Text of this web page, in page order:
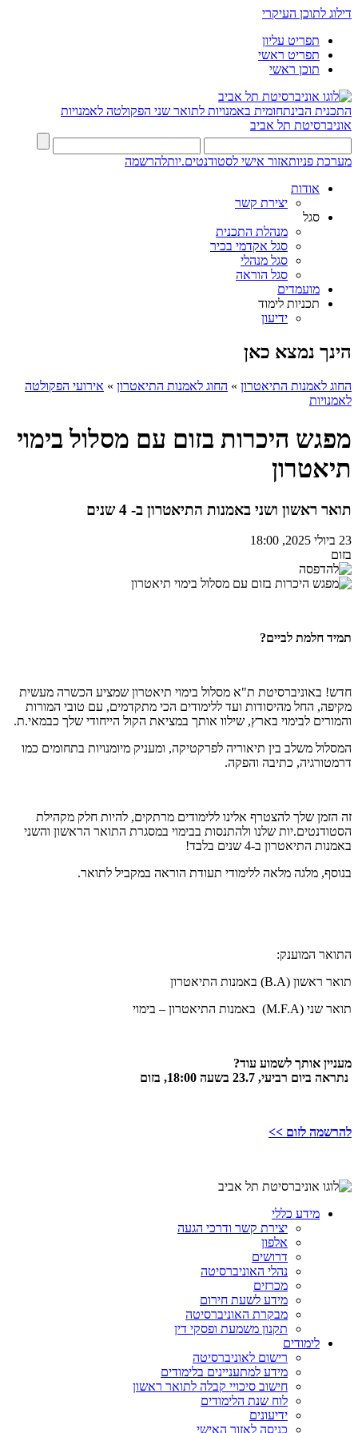
דילוג לתוכן העיקרי
תפריט עליון
תפריט ראשי
תוכן ראשי
התכנית הבינתחומית באמנויות לתואר שני הפקולטה לאמנויות
אוניברסיטת תל אביב
מערכת פניותאזור אישי לסטודנטים.יותלהרשמה
אודות
יצירת קשר
סגל
מנהלת התכנית
סגל אקדמי בכיר
סגל מנהלי
סגל הוראה
מועמדים
תכניות לימוד
ידיעון
הינך נמצא כאן
החוג לאמנות התיאטרון » החוג לאמנות התיאטרון » אירועי הפקולטה
לאמנויות
מפגש היכרות בזום עם מסלול בימוי
תיאטרון
תואר ראשון ושני באמנות התיאטרון ב- 4 שנים
23 ביולי 2025, 18:00
בזום
תמיד חלמת לביים?
חדש! באוניברסיטת ת"א מסלול בימוי תיאטרון שמציע הכשרה מעשית
מקיפה, החל מהיסודות ועד ללימודים הכי מתקדמים, עם טובי המורות
והמורים לבימוי בארץ, שילוו אותך במציאת הקול הייחודי שלך כבמאי.ת.
המסלול משלב בין תיאוריה לפרקטיקה, ומעניק מיומנויות בתחומים כמו
דרמטורגיה, כתיבה והפקה.
זה הזמן שלך להצטרף אלינו ללימודים מרתקים, להיות חלק מקהילת
הסטודנטים.יות שלנו ולהתנסות בבימוי במסגרת התואר הראשון והשני
באמנות התיאטרון ב-4 שנים בלבד!
בנוסף, מלגה מלאה ללימודי תעודת הוראה במקביל לתואר.
התואר המוענק:
תואר ראשון (B.A) באמנות התיאטרון
תואר שני (M.F.A) באמנות התיאטרון – בימוי
מעניין אותך לשמוע עוד?
נתראה ביום רביעי, 23.7 בשעה 18:00, בזום
להרשמה לזום >>
מידע כללי
יצירת קשר ודרכי הגעה
אלפון
דרושים
נהלי האוניברסיטה
מכרזים
מידע לשעת חירום
מבקרת האוניברסיטה
תקנון משמעת ופסקי דין
לימודים
רישום לאוניברסיטה
מידע למתעניינים בלימודים
חישוב סיכויי קבלה לתואר ראשון
לוח שנת הלימודים
ידיעונים
כניסה לאזור האישי